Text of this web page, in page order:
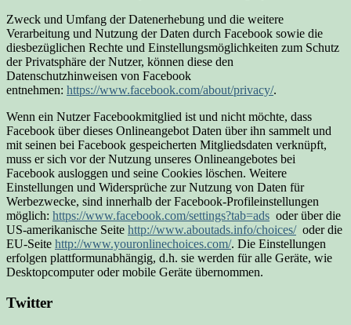
Zweck und Umfang der Datenerhebung und die weitere
Verarbeitung und Nutzung der Daten durch Facebook sowie die
diesbezüglichen Rechte und Einstellungsmöglichkeiten zum Schutz
der Privatsphäre der Nutzer, können diese den
Datenschutzhinweisen von Facebook
entnehmen: https://www.facebook.com/about/privacy/.
Wenn ein Nutzer Facebookmitglied ist und nicht möchte, dass
Facebook über dieses Onlineangebot Daten über ihn sammelt und
mit seinen bei Facebook gespeicherten Mitgliedsdaten verknüpft,
muss er sich vor der Nutzung unseres Onlineangebotes bei
Facebook ausloggen und seine Cookies löschen. Weitere
Einstellungen und Widersprüche zur Nutzung von Daten für
Werbezwecke, sind innerhalb der Facebook-Profileinstellungen
möglich: https://www.facebook.com/settings?tab=ads oder über die
US-amerikanische Seite http://www.aboutads.info/choices/oder die
EU-Seite http://www.youronlinechoices.com/. Die Einstellungen
erfolgen plattformunabhängig, d.h. sie werden für alle Geräte, wie
Desktopcomputer oder mobile Geräte übernommen.
Twitter